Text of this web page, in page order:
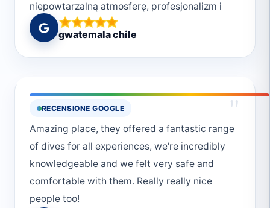
niepowtarzalną atmosferę, profesjonalizm i
chcę przeżyć magiczne chwile w podwodnym
świecie. Deep South Divers to nie tylko
nurkowanie, ale też styl życia. Uwielbiamy ich
ale również za bezpieczeństwo jakie okazują
światu pod wodą. Wiele osób zapomina, że
jesteśmy w wodzie gośćmi i powinniśmy
okazywać szacunek morzu, dlatego: * niczego
nie dotykamy, * nie przeszkadzamy, * zawsze,
ale to zawsze sprzątamy.Deep South Divers
kochamy Was i już planujemy kolejną wizytę.
gwatemala chile
RECENSIONE GOOGLE "
Amazing place, they offered a fantastic range
of dives for all experiences, we're incredibly
knowledgeable and we felt very safe and
comfortable with them. Really really nice
people too!